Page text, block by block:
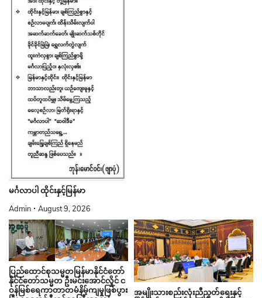
မင်္ဂလာပါ ထိုင်းနှင့်မြန်မာ
Admin August 9, 2026
ပြည်ထောင်စုသမ္မတမြန်မာနိုင်ငံတော်
နိုင်ငံတော်သမ္မတ ဦးမင်းအောင်လှိုင် င
ဝန်မြစ်ရေကာတာတမံနိမ့်ကျမှုဖြစ်ပွား
အမျိုးသားစည်းလုံးညီညွတ်ရေးနှင့်